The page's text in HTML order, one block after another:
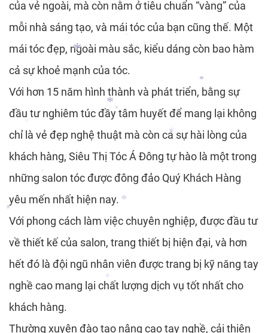
*
*
*
*
*
*
*
*
*
*
*
của vẻ ngoài, mà còn nằm ở tiêu chuẩn “vàng” của
mỗi nhà sáng tạo, và mái tóc của bạn cũng thế. Một
mái tóc đẹp, ngoài màu sắc, kiểu dáng còn bao hàm
cả sự khoẻ mạnh của tóc.
Với hơn 15 năm hình thành và phát triển, bằng sự
đầu tư nghiêm túc đầy tâm huyết để mang lại không
chỉ là vẻ đẹp nghệ thuật mà còn cả sự hài lòng của
khách hàng, Siêu Thị Tóc Á Đông tự hào là một trong
những salon tóc được đông đảo Quý Khách Hàng
yêu mến nhất hiện nay.
Với phong cách làm việc chuyên nghiệp, được đầu tư
về thiết kế của salon, trang thiết bị hiện đại, và hơn
hết đó là đội ngũ nhân viên được trang bị kỹ năng tay
nghề cao mang lại chất lượng dịch vụ tốt nhất cho
khách hàng.
Thường xuyên đào tạo nâng cao tay nghề, cải thiện